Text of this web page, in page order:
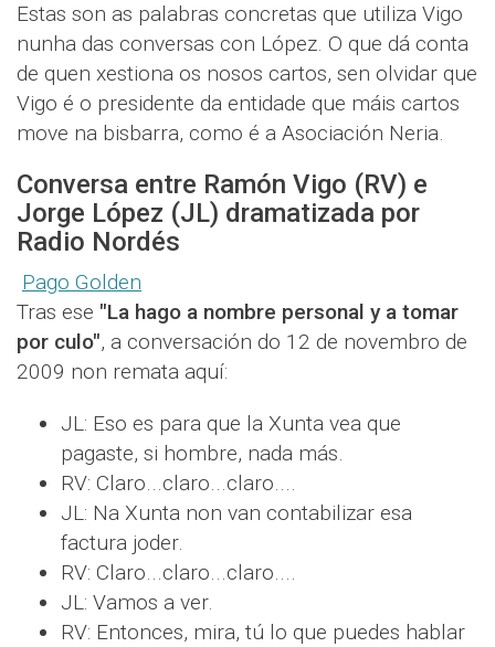
Estas son as palabras concretas que utiliza Vigo
nunha das conversas con López. O que dá conta
de quen xestiona os nosos cartos, sen olvidar que
Vigo é o presidente da entidade que máis cartos
move na bisbarra, como é a Asociación Neria.
Conversa entre Ramón Vigo (RV) e
Jorge López (JL) dramatizada por
Radio Nordés
Pago Golden
Tras ese "La hago a nombre personal y a tomar
por culo", a conversación do 12 de novembro de
2009 non remata aquí:
JL: Eso es para que la Xunta vea que
pagaste, si hombre, nada más.
RV: Claro...claro...claro....
JL: Na Xunta non van contabilizar esa
factura joder.
RV: Claro...claro...claro....
JL: Vamos a ver.
RV: Entonces, mira, tú lo que puedes hablar